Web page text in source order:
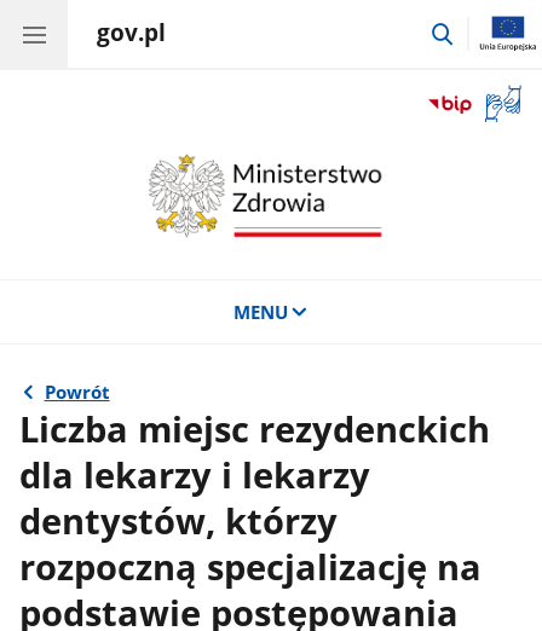
gov.pl
przejdź
okno
MENU
Powrót
Liczba miejsc rezydenckich
dla lekarzy i lekarzy
dentystów, którzy
rozpoczną specjalizację na
podstawie postępowania